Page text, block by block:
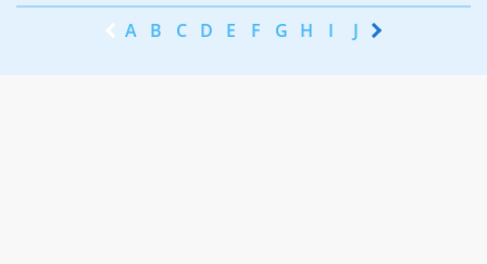
A B C D E F G H I J K